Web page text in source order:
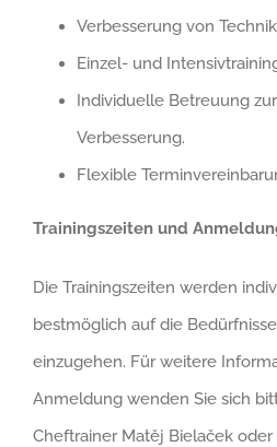
Verbesserung von
Einzel- und
Individuelle Betreuung
Verbesserung.
Flexible
Trainingszeiten und
Die Trainingszeiten werden
bestmöglich auf die
einzugehen. Für weitere
Anmeldung wenden Sie sich
Cheftrainer Matěj Bielaček